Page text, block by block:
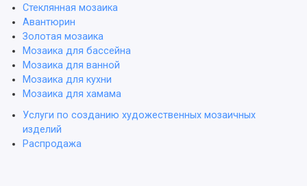
Стеклянная мозаика
Авантюрин
Золотая мозаика
Мозаика для бассейна
Мозаика для ванной
Мозаика для кухни
Мозаика для хамама
Услуги по созданию художественных мозаичных
изделий
Распродажа